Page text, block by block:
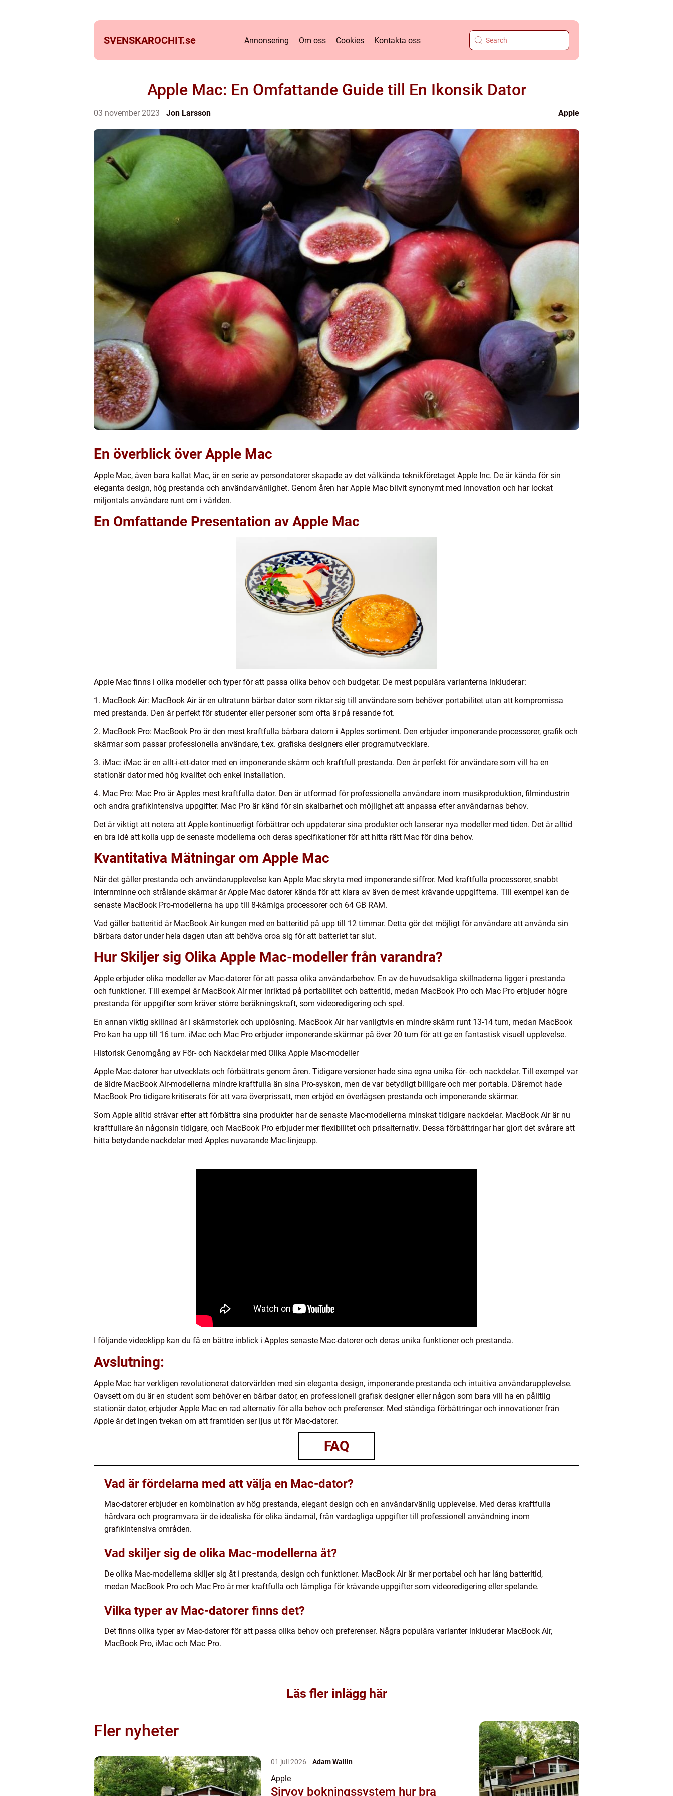
SVENSKAROCHIT.se Annonsering Om oss Cookies Kontakta oss
Apple Mac: En Omfattande Guide till En Ikonsik Dator
03 november 2023 Jon Larsson Apple
En överblick över Apple Mac
Apple Mac, även bara kallat Mac, är en serie av persondatorer skapade av det välkända teknikföretaget Apple Inc. De är kända för sin
eleganta design, hög prestanda och användarvänlighet. Genom åren har Apple Mac blivit synonymt med innovation och har lockat
miljontals användare runt om i världen.
En Omfattande Presentation av Apple Mac
Apple Mac finns i olika modeller och typer för att passa olika behov och budgetar. De mest populära varianterna inkluderar:
1. MacBook Air: MacBook Air är en ultratunn bärbar dator som riktar sig till användare som behöver portabilitet utan att kompromissa
med prestanda. Den är perfekt för studenter eller personer som ofta är på resande fot.
2. MacBook Pro: MacBook Pro är den mest kraftfulla bärbara datorn i Apples sortiment. Den erbjuder imponerande processorer, grafik och
skärmar som passar professionella användare, t.ex. grafiska designers eller programutvecklare.
3. iMac: iMac är en allt-i-ett-dator med en imponerande skärm och kraftfull prestanda. Den är perfekt för användare som vill ha en
stationär dator med hög kvalitet och enkel installation.
4. Mac Pro: Mac Pro är Apples mest kraftfulla dator. Den är utformad för professionella användare inom musikproduktion, filmindustrin
och andra grafikintensiva uppgifter. Mac Pro är känd för sin skalbarhet och möjlighet att anpassa efter användarnas behov.
Det är viktigt att notera att Apple kontinuerligt förbättrar och uppdaterar sina produkter och lanserar nya modeller med tiden. Det är alltid
en bra idé att kolla upp de senaste modellerna och deras specifikationer för att hitta rätt Mac för dina behov.
Kvantitativa Mätningar om Apple Mac
När det gäller prestanda och användarupplevelse kan Apple Mac skryta med imponerande siffror. Med kraftfulla processorer, snabbt
internminne och strålande skärmar är Apple Mac datorer kända för att klara av även de mest krävande uppgifterna. Till exempel kan de
senaste MacBook Pro-modellerna ha upp till 8-kärniga processorer och 64 GB RAM.
Vad gäller batteritid är MacBook Air kungen med en batteritid på upp till 12 timmar. Detta gör det möjligt för användare att använda sin
bärbara dator under hela dagen utan att behöva oroa sig för att batteriet tar slut.
Hur Skiljer sig Olika Apple Mac-modeller från varandra?
Apple erbjuder olika modeller av Mac-datorer för att passa olika användarbehov. En av de huvudsakliga skillnaderna ligger i prestanda
och funktioner. Till exempel är MacBook Air mer inriktad på portabilitet och batteritid, medan MacBook Pro och Mac Pro erbjuder högre
prestanda för uppgifter som kräver större beräkningskraft, som videoredigering och spel.
En annan viktig skillnad är i skärmstorlek och upplösning. MacBook Air har vanligtvis en mindre skärm runt 13-14 tum, medan MacBook
Pro kan ha upp till 16 tum. iMac och Mac Pro erbjuder imponerande skärmar på över 20 tum för att ge en fantastisk visuell upplevelse.
Historisk Genomgång av För- och Nackdelar med Olika Apple Mac-modeller
Apple Mac-datorer har utvecklats och förbättrats genom åren. Tidigare versioner hade sina egna unika för- och nackdelar. Till exempel var
de äldre MacBook Air-modellerna mindre kraftfulla än sina Pro-syskon, men de var betydligt billigare och mer portabla. Däremot hade
MacBook Pro tidigare kritiserats för att vara överprissatt, men erbjöd en överlägsen prestanda och imponerande skärmar.
Som Apple alltid strävar efter att förbättra sina produkter har de senaste Mac-modellerna minskat tidigare nackdelar. MacBook Air är nu
kraftfullare än någonsin tidigare, och MacBook Pro erbjuder mer flexibilitet och prisalternativ. Dessa förbättringar har gjort det svårare att
hitta betydande nackdelar med Apples nuvarande Mac-linjeupp.
I följande videoklipp kan du få en bättre inblick i Apples senaste Mac-datorer och deras unika funktioner och prestanda.
Avslutning:
Apple Mac har verkligen revolutionerat datorvärlden med sin eleganta design, imponerande prestanda och intuitiva användarupplevelse.
Oavsett om du är en student som behöver en bärbar dator, en professionell grafisk designer eller någon som bara vill ha en pålitlig
stationär dator, erbjuder Apple Mac en rad alternativ för alla behov och preferenser. Med ständiga förbättringar och innovationer från
Apple är det ingen tvekan om att framtiden ser ljus ut för Mac-datorer.
FAQ
Vad är fördelarna med att välja en Mac-dator?
Mac-datorer erbjuder en kombination av hög prestanda, elegant design och en användarvänlig upplevelse. Med deras kraftfulla
hårdvara och programvara är de idealiska för olika ändamål, från vardagliga uppgifter till professionell användning inom
grafikintensiva områden.
Vad skiljer sig de olika Mac-modellerna åt?
De olika Mac-modellerna skiljer sig åt i prestanda, design och funktioner. MacBook Air är mer portabel och har lång batteritid,
medan MacBook Pro och Mac Pro är mer kraftfulla och lämpliga för krävande uppgifter som videoredigering eller spelande.
Vilka typer av Mac-datorer finns det?
Det finns olika typer av Mac-datorer för att passa olika behov och preferenser. Några populära varianter inkluderar MacBook Air,
MacBook Pro, iMac och Mac Pro.
Läs fler inlägg här
Fler nyheter
01 juli 2026 Adam Wallin
Apple
Sirvoy bokningssystem hur bra